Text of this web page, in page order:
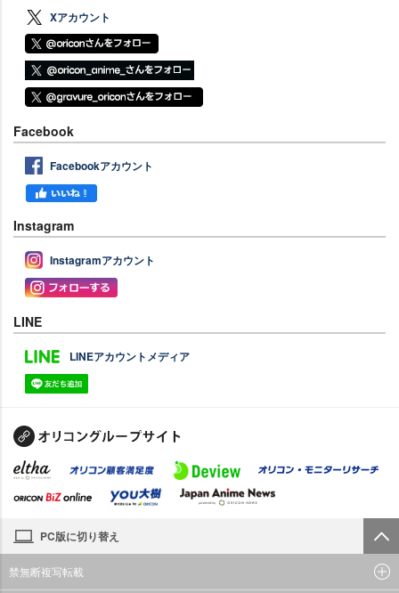
Xアカウント
Facebook
Facebookアカウント
Instagram
Instagramアカウント
LINE
LINEアカウントメディア
PC版に切り替え
禁無断複写転載